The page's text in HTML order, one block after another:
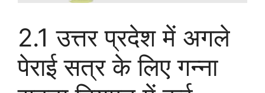
2.1 उत्तर प्रदेश में अगले
पेराई सत्र के लिए गन्ना